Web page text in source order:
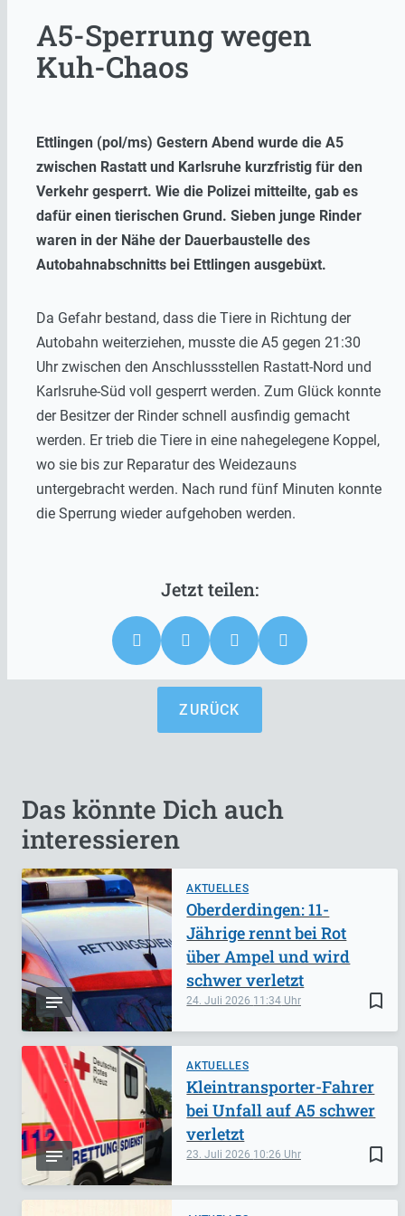
A5-Sperrung wegen
Kuh-Chaos
Ettlingen (pol/ms) Gestern Abend wurde die A5
zwischen Rastatt und Karlsruhe kurzfristig für den
Verkehr gesperrt. Wie die Polizei mitteilte, gab es
dafür einen tierischen Grund. Sieben junge Rinder
waren in der Nähe der Dauerbaustelle des
Autobahnabschnitts bei Ettlingen ausgebüxt.
Da Gefahr bestand, dass die Tiere in Richtung der
Autobahn weiterziehen, musste die A5 gegen 21:30
Uhr zwischen den Anschlussstellen Rastatt-Nord und
Karlsruhe-Süd voll gesperrt werden. Zum Glück konnte
der Besitzer der Rinder schnell ausfindig gemacht
werden. Er trieb die Tiere in eine nahegelegene Koppel,
wo sie bis zur Reparatur des Weidezauns
untergebracht werden. Nach rund fünf Minuten konnte
die Sperrung wieder aufgehoben werden.
ZURÜCK
Das könnte Dich auch
interessieren
AKTUELLES
bookmark_border
24. Juli 2026 11:34
Oberderdingen: 11-
Jährige rennt bei Rot
über Ampel und wird
schwer verletzt
AKTUELLES
bookmark_border
23. Juli 2026 10:26
Kleintransporter-Fahrer
bei Unfall auf A5 schwer
verletzt